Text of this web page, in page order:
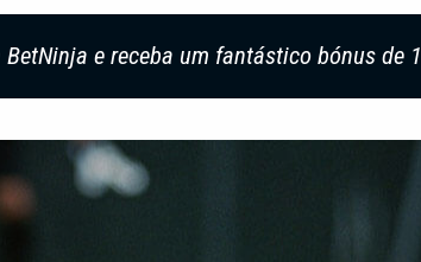
BetNinja e receba um fantástico bónus